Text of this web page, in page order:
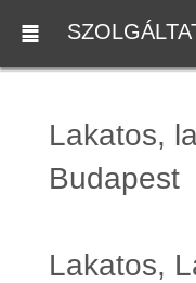
Lakatos,
Budapest
Lakatos,